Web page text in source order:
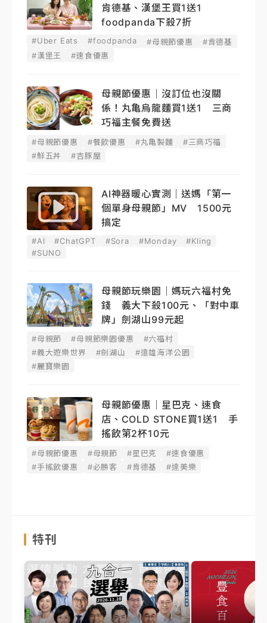
肯德基、漢堡王買1送1
foodpanda下殺7折
#Uber Eats #foodpanda #母親節優惠
#肯德基
#漢堡王
#速食優惠
母親節優惠｜沒訂位也沒關
係！丸亀烏龍麵買1送1 三商
巧福主餐免費送
#母親節優惠 #餐飲優惠 #丸亀製麵
#三商巧福
#鮮五丼
#吉豚屋
AI神器暖心實測｜送媽「第一
個單身母親節」MV 1500元
搞定
#AI #ChatGPT #Sora #Monday
#Kling
#SUNO
母親節玩樂園｜媽玩六福村免
錢 義大下殺100元、「對中車
牌」劍湖山99元起
#母親節 #母親節樂園優惠
#六福村
#義大遊樂世界
#劍湖山
#遠雄海洋公園
#麗寶樂園
母親節優惠｜星巴克、速食
店、COLD STONE買1送1 手
搖飲第2杯10元
#母親節優惠 #母親節 #星巴克
#速食優惠
#手搖飲優惠
#必勝客 #肯德基 #達美樂
特刊